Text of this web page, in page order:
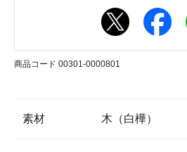
商品コード 00301-0000801
素材 木（白樺）